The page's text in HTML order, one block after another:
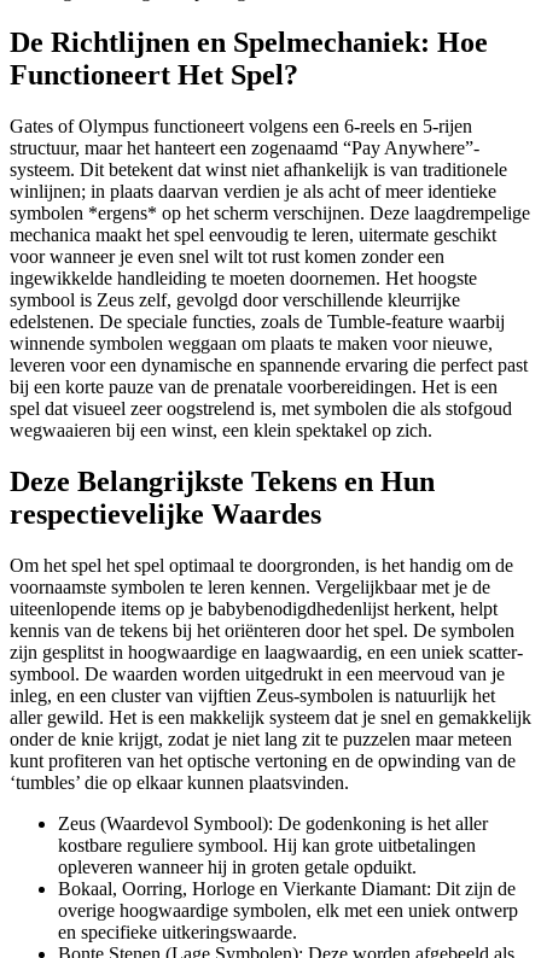
De Richtlijnen en Spelmechaniek: Hoe
Functioneert Het Spel?
Gates of Olympus functioneert volgens een 6-reels en 5-rijen
structuur, maar het hanteert een zogenaamd “Pay Anywhere”-
systeem. Dit betekent dat winst niet afhankelijk is van traditionele
winlijnen; in plaats daarvan verdien je als acht of meer identieke
symbolen *ergens* op het scherm verschijnen. Deze laagdrempelige
mechanica maakt het spel eenvoudig te leren, uitermate geschikt
voor wanneer je even snel wilt tot rust komen zonder een
ingewikkelde handleiding te moeten doornemen. Het hoogste
symbool is Zeus zelf, gevolgd door verschillende kleurrijke
edelstenen. De speciale functies, zoals de Tumble-feature waarbij
winnende symbolen weggaan om plaats te maken voor nieuwe,
leveren voor een dynamische en spannende ervaring die perfect past
bij een korte pauze van de prenatale voorbereidingen. Het is een
spel dat visueel zeer oogstrelend is, met symbolen die als stofgoud
wegwaaieren bij een winst, een klein spektakel op zich.
Deze Belangrijkste Tekens en Hun
respectievelijke Waardes
Om het spel het spel optimaal te doorgronden, is het handig om de
voornaamste symbolen te leren kennen. Vergelijkbaar met je de
uiteenlopende items op je babybenodigdhedenlijst herkent, helpt
kennis van de tekens bij het oriënteren door het spel. De symbolen
zijn gesplitst in hoogwaardige en laagwaardig, en een uniek scatter-
symbool. De waarden worden uitgedrukt in een meervoud van je
inleg, en een cluster van vijftien Zeus-symbolen is natuurlijk het
aller gewild. Het is een makkelijk systeem dat je snel en gemakkelijk
onder de knie krijgt, zodat je niet lang zit te puzzelen maar meteen
kunt profiteren van het optische vertoning en de opwinding van de
‘tumbles’ die op elkaar kunnen plaatsvinden.
Zeus (Waardevol Symbool): De godenkoning is het aller
kostbare reguliere symbool. Hij kan grote uitbetalingen
opleveren wanneer hij in groten getale opduikt.
Bokaal, Oorring, Horloge en Vierkante Diamant: Dit zijn de
overige hoogwaardige symbolen, elk met een uniek ontwerp
en specifieke uitkeringswaarde.
Bonte Stenen (Lage Symbolen): Deze worden afgebeeld als